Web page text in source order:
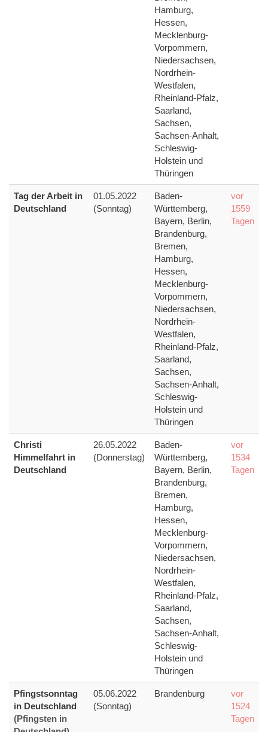
Hamburg,
Hessen,
Mecklenburg-
Vorpommern,
Niedersachsen,
Nordrhein-
Westfalen,
Rheinland-Pfalz,
Saarland,
Sachsen,
Sachsen-Anhalt,
Schleswig-
Holstein und
Thüringen
Tag der Arbeit in
Deutschland
01.05.2022
(Sonntag)
Baden-
Württemberg,
Bayern, Berlin,
Brandenburg,
Bremen,
Hamburg,
Hessen,
Mecklenburg-
Vorpommern,
Niedersachsen,
Nordrhein-
Westfalen,
Rheinland-Pfalz,
Saarland,
Sachsen,
Sachsen-Anhalt,
Schleswig-
Holstein und
Thüringen
vor
1559
Tagen
Christi
Himmelfahrt in
Deutschland
26.05.2022
(Donnerstag)
Baden-
Württemberg,
Bayern, Berlin,
Brandenburg,
Bremen,
Hamburg,
Hessen,
Mecklenburg-
Vorpommern,
Niedersachsen,
Nordrhein-
Westfalen,
Rheinland-Pfalz,
Saarland,
Sachsen,
Sachsen-Anhalt,
Schleswig-
Holstein und
Thüringen
vor
1534
Tagen
Pfingstsonntag
in Deutschland
(Pfingsten in
05.06.2022
(Sonntag)
Brandenburg
vor
1524
Tagen